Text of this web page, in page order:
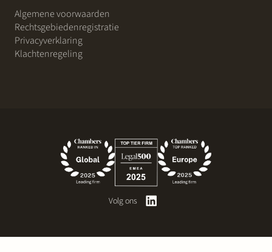
Algemene voorwaarden
Rechtsgebiedenregistratie
Privacyverklaring
Klachtenregeling
Volg ons